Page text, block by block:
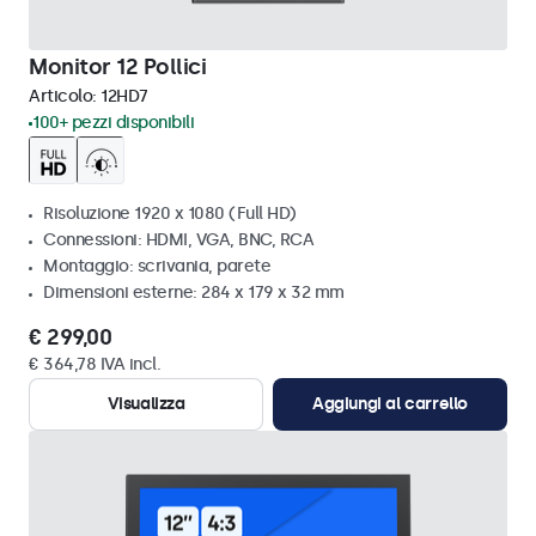
Monitor 12 Pollici
Articolo: 12HD7
100+ pezzi disponibili
Risoluzione 1920 x 1080 (Full HD)
Connessioni: HDMI, VGA, BNC, RCA
Montaggio: scrivania, parete
Dimensioni esterne: 284 x 179 x 32 mm
€ 299,00
€ 364,78 IVA incl.
Visualizza
Aggiungi al carrello